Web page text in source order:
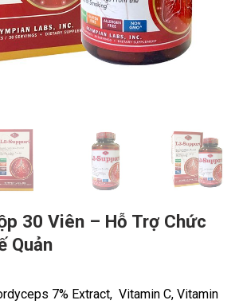
30 Viên – Hỗ Trợ Chức
Quản
7% Extract, Vitamin C, Vitamin